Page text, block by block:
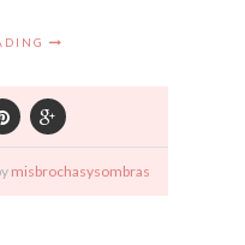
misbrochasysombras